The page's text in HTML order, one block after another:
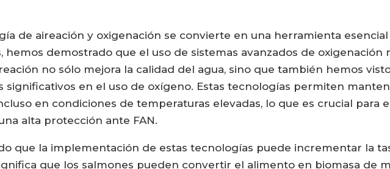
de aireación y oxigenación se convierte en una herramienta esencial
hemos demostrado que el uso de sistemas avanzados de oxigenación
no sólo mejora la calidad del agua, sino que también hemos
en el uso de oxígeno. Estas tecnologías permiten
en condiciones de temperaturas elevadas, lo que es crucial para
alta protección ante FAN.
que la implementación de estas tecnologías puede incrementar la
que los salmones pueden convertir el alimento en biomasa de